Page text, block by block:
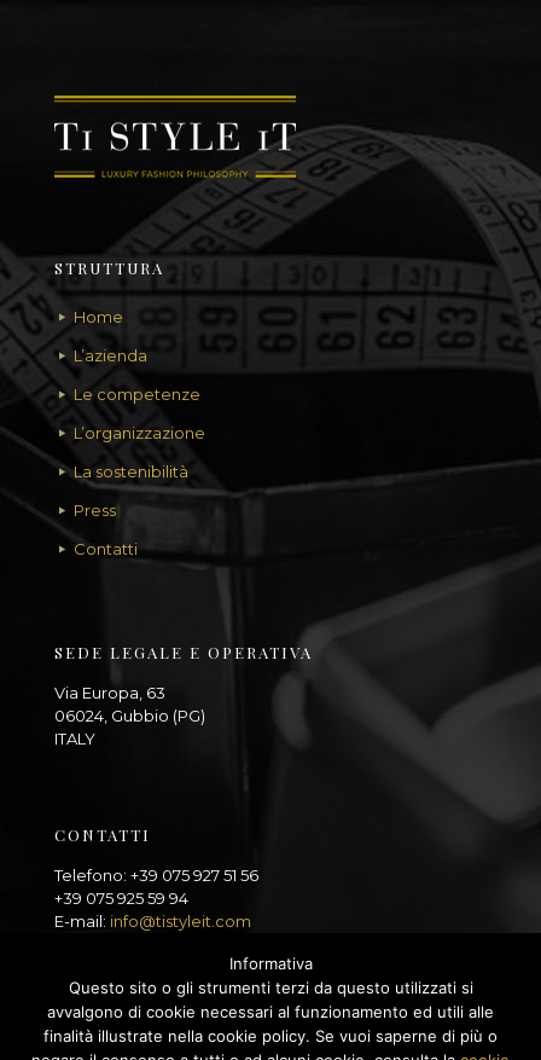
STRUTTURA
Home
L’azienda
Le competenze
L’organizzazione
La sostenibilità
Press
Contatti
SEDE LEGALE E OPERATIVA
Via Europa, 63
06024, Gubbio (PG)
ITALY
CONTATTI
Telefono: +39 075 927 51 56
+39 075 925 59 94
E-mail: info@tistyleit.com
Informativa
Questo sito o gli strumenti terzi da questo utilizzati si
avvalgono di cookie necessari al funzionamento ed utili alle
finalità illustrate nella cookie policy. Se vuoi saperne di più o